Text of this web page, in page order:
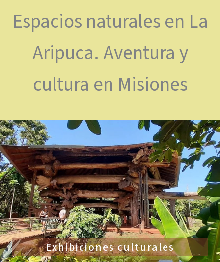
Espacios naturales en La
Aripuca. Aventura y
cultura en Misiones
Exhibiciones culturales